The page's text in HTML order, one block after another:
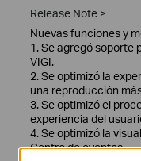
Release Note >
Nuevas funciones y
1. Se agregó soporte
VIGI.
2. Se optimizó la
una reproducción
3. Se optimizó el
experiencia del
4. Se optimizó la
Centro de eventos.